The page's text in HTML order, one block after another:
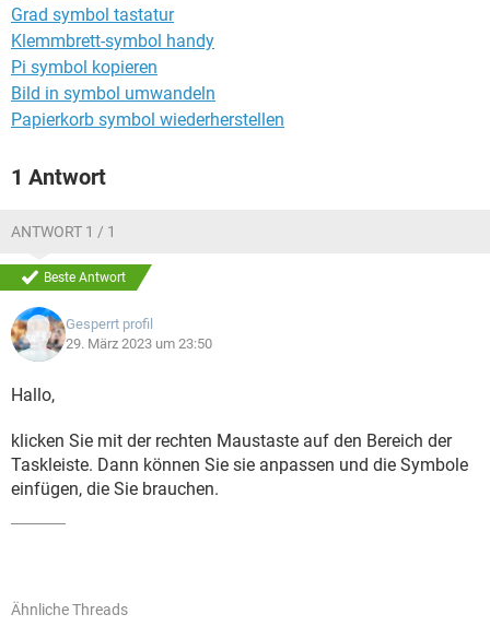
Grad symbol tastatur
Klemmbrett-symbol handy
Pi symbol kopieren
Bild in symbol umwandeln
Papierkorb symbol wiederherstellen
1 Antwort
ANTWORT 1 / 1
Beste Antwort
Gesperrt profil
29. März 2023 um 23:50
Hallo,
klicken Sie mit der rechten Maustaste auf den Bereich der
Taskleiste. Dann können Sie sie anpassen und die Symbole
einfügen, die Sie brauchen.
Ähnliche Threads